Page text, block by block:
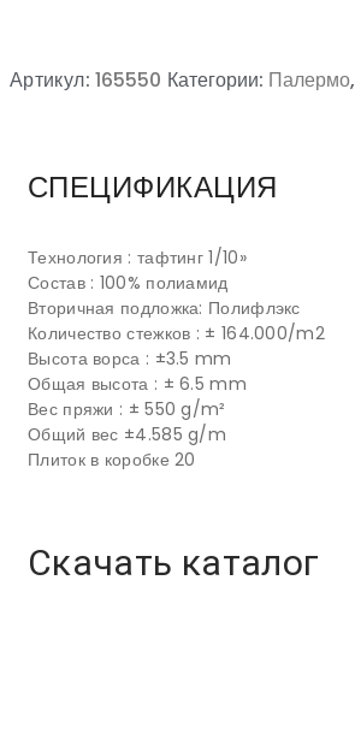
Артикул:165550 Категории: Палермо,
СПЕЦИФИКАЦИЯ
Технология : тафтинг 1/10»
Состав : 100% полиамид
Вторичная подложка: Полифлэкс
Количество стежков : ± 164.000/m2
Высота ворса : ±3.5 mm
Общая высота : ± 6.5 mm
Вес пряжи : ± 550 g/m²
Общий вес ±4.585 g/m
Плиток в коробке 20
Скачать каталог